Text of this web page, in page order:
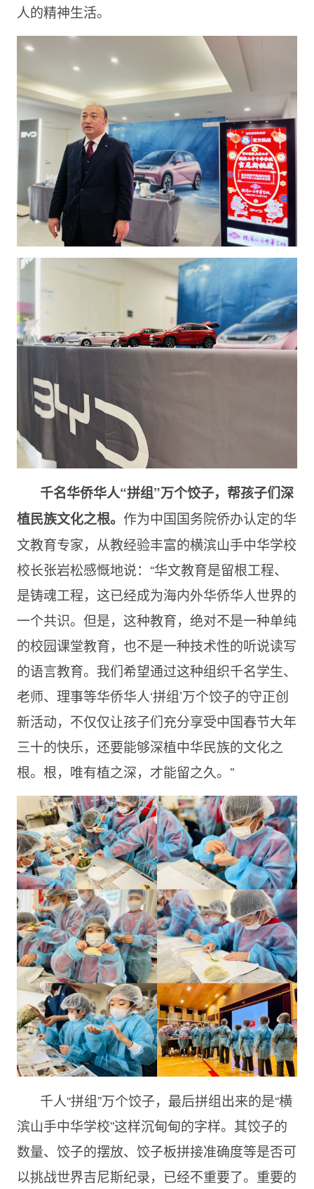
人的精神生活。
千名华侨华人“拼组”万个饺子，帮孩子们深
植民族文化之根。 作为中国国务院侨办认定的华
文教育专家，从教经验丰富的横滨山手中华学校
校长张岩松感慨地说：“华文教育是留根工程、
是铸魂工程，这已经成为海内外华侨华人世界的
一个共识。但是，这种教育，绝对不是一种单纯
的校园课堂教育，也不是一种技术性的听说读写
的语言教育。我们希望通过这种组织千名学生、
老师、理事等华侨华人‘拼组’万个饺子的守正创
新活动，不仅仅让孩子们充分享受中国春节大年
三十的快乐，还要能够深植中华民族的文化之
根。根，唯有植之深，才能留之久。”
千人“拼组”万个饺子，最后拼组出来的是“横
滨山手中华学校”这样沉甸甸的字样。其饺子的
数量、饺子的摆放、饺子板拼接准确度等是否可
以挑战世界吉尼斯纪录，已经不重要了。重要的